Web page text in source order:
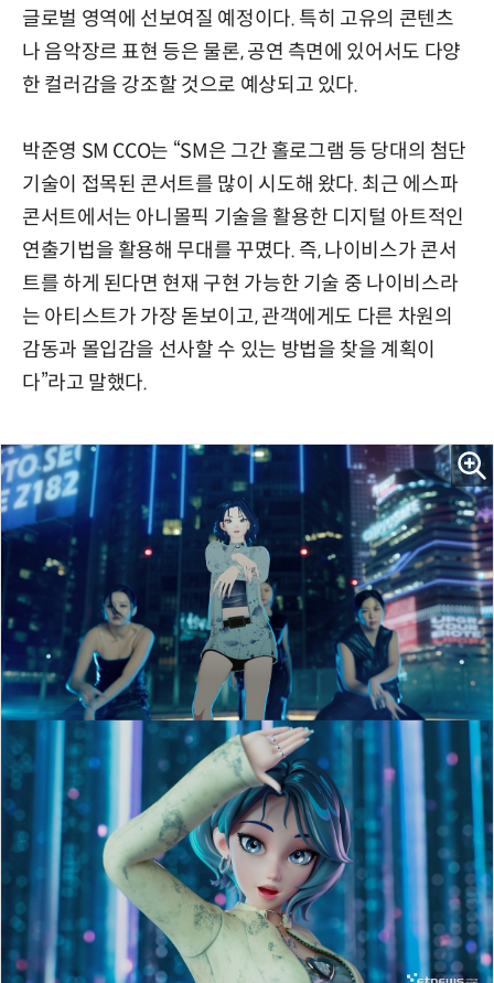
글로벌 영역에 선보여질 예정이다. 특히 고유의 콘텐츠
나 음악장르 표현 등은 물론, 공연 측면에 있어서도 다양
한 컬러감을 강조할 것으로 예상되고 있다.
박준영 SM CCO는 “SM은 그간 홀로그램 등 당대의 첨단
기술이 접목된 콘서트를 많이 시도해 왔다. 최근 에스파
콘서트에서는 아니몰픽 기술을 활용한 디지털 아트적인
연출기법을 활용해 무대를 꾸몄다. 즉, 나이비스가 콘서
트를 하게 된다면 현재 구현 가능한 기술 중 나이비스라
는 아티스트가 가장 돋보이고, 관객에게도 다른 차원의
감동과 몰입감을 선사할 수 있는 방법을 찾을 계획이
다”라고 말했다.